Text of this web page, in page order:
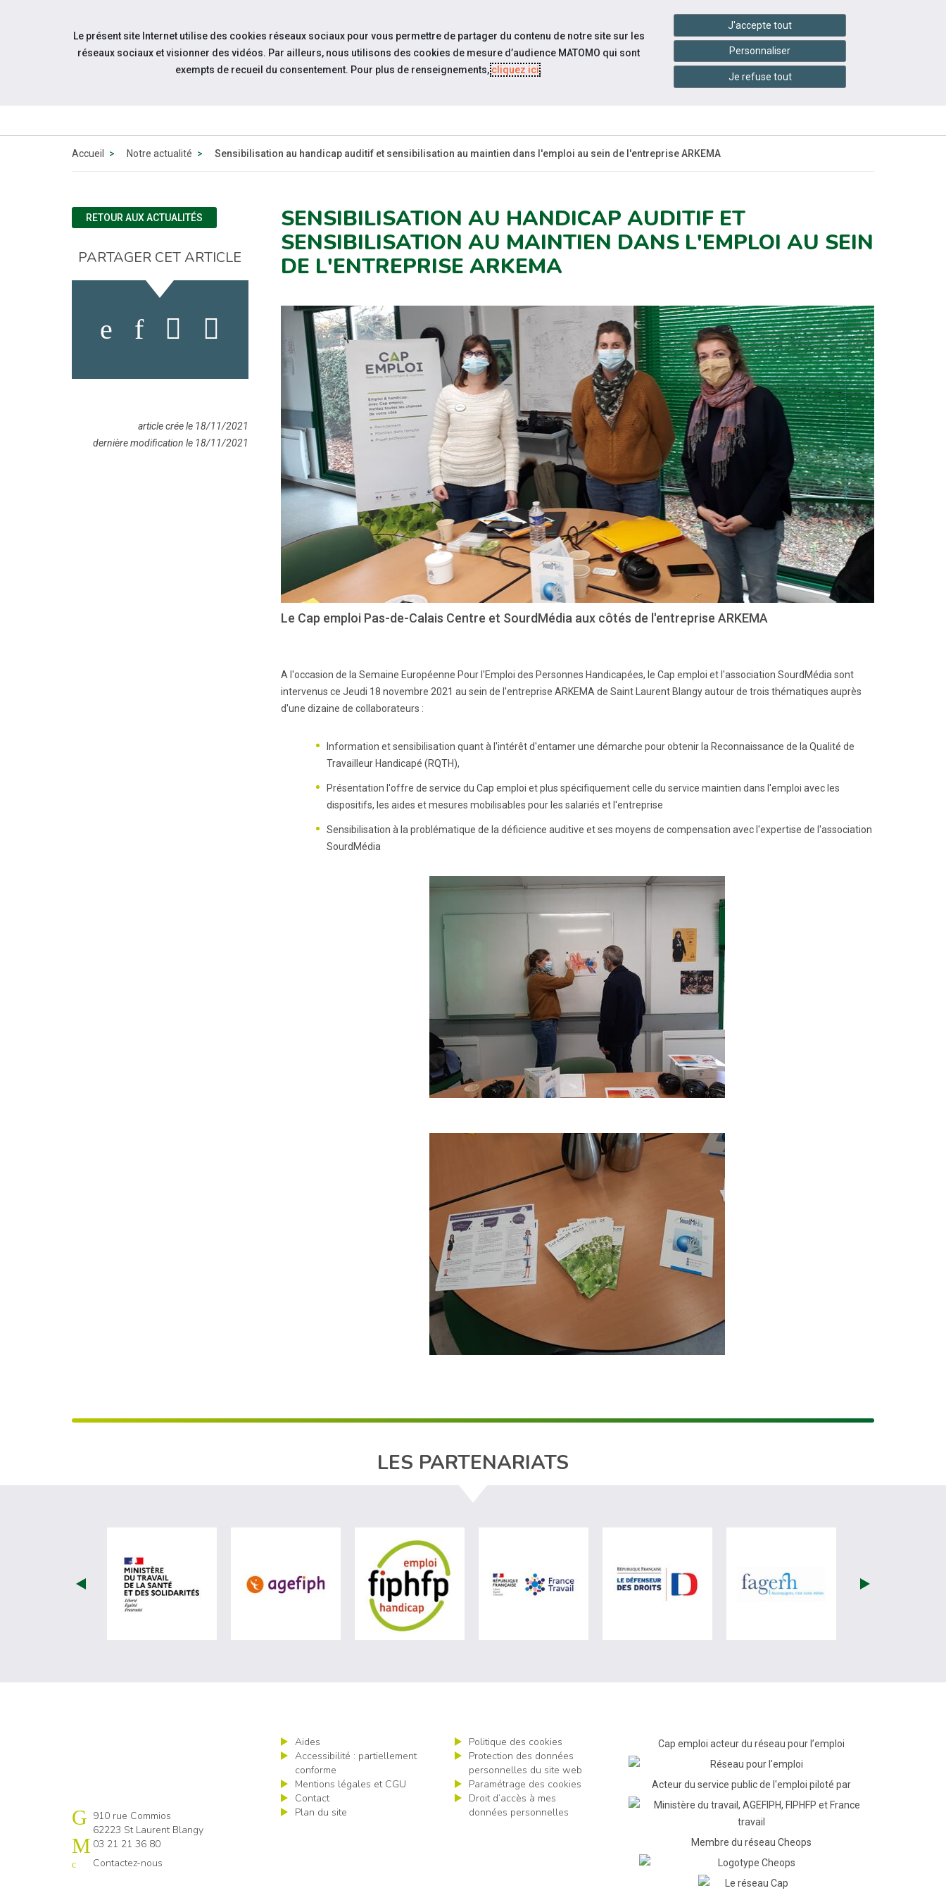
Aller au contenu
Accessibilité handshake Services en ligne
ESPACE
ESPACE
PRATIQUES
CONTACTEZ-
NOUS
ÉVÉNEMENTS
Accueil Notre actualité Sensibilisation au handicap auditif et sensibilisation au maintien dans l'emploi au sein de l'entreprise ARKEMA
SENSIBILISATION AU HANDICAP AUDITIF ET
SENSIBILISATION AU MAINTIEN DANS L'EMPLOI AU SEIN
DE L'ENTREPRISE ARKEMA
Le Cap emploi Pas-de-Calais Centre et SourdMédia aux côtés de l'entreprise ARKEMA
A l'occasion de la Semaine Européenne Pour l'Emploi des Personnes Handicapées, le Cap emploi et l'association SourdMédia sont
intervenus ce Jeudi 18 novembre 2021 au sein de l'entreprise ARKEMA de Saint Laurent Blangy autour de trois thématiques auprès
d'une dizaine de collaborateurs :
Information et sensibilisation quant à l'intérêt d'entamer une démarche pour obtenir la Reconnaissance de la Qualité de
Travailleur Handicapé (RQTH),
Présentation l'offre de service du Cap emploi et plus spécifiquement celle du service maintien dans l'emploi avec les
dispositifs, les aides et mesures mobilisables pour les salariés et l'entreprise
Sensibilisation à la problématique de la déficience auditive et ses moyens de compensation avec l'expertise de l'association
SourdMédia
RETOUR AUX ACTUALITÉS
PARTAGER CET ARTICLE
article crée le 18/11/2021
dernière modification le 18/11/2021
LES PARTENARIATS
visiter les site de Ministère du travail (nouvelle fenêtre)
visiter les site de Agefiph (nouvelle fenêtre)visiter les site de Fiphfp (nouvelle fenêtre)visiter les site de France Travail (nouvelle fenêtre)visiter les site de Défenseur des droits (nouvelle
visiter les site de Fagerh
Cap emploi Pas-de-Calais centre
910 rue Commios
62223 St Laurent Blangy
03 21 21 36 80
Contactez-nous
Aides
Accessibilité : partiellement
conforme
Mentions légales et CGU
Contact
Plan du site
Politique des cookies
Protection des données
personnelles du site web
Paramétrage des cookies
Droit d’accès à mes
données personnelles
Cap emploi acteur du réseau pour l’emploi
Acteur du service public de l'emploi piloté par
Membre du réseau Cheops
Le présent site Internet utilise des cookies réseaux sociaux pour vous permettre de partager du contenu de notre site sur les
réseaux sociaux et visionner des vidéos. Par ailleurs, nous utilisons des cookies de mesure d’audience MATOMO qui sont
exempts de recueil du consentement. Pour plus de renseignements,cliquez ici.
J'accepte tout
Personnaliser
Je refuse tout